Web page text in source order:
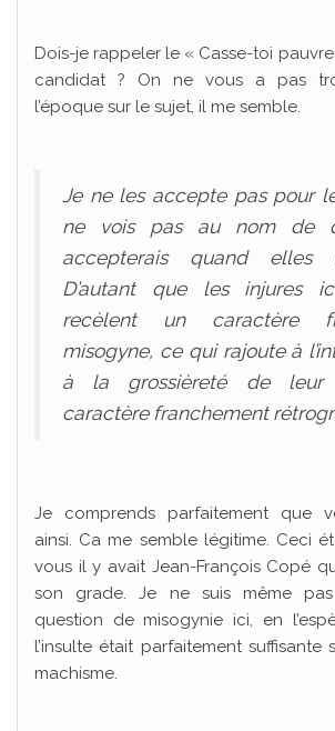
Dois-je rappeler le « Casse-toi
candidat ? On ne vous a pas
l’époque sur le sujet, il me semble.
Je ne les accepte pas pour
ne vois pas au nom de
accepterais quand elles
D’autant que les injures
recèlent un caractère
misogyne, ce qui rajoute à
à la grossièreté de leur
caractère franchement
Je comprends parfaitement que
ainsi. Ca me semble légitime. Ceci
vous il y avait Jean-François Copé
son grade. Je ne suis même
question de misogynie ici, en
l’insulte était parfaitement suffisante
machisme.